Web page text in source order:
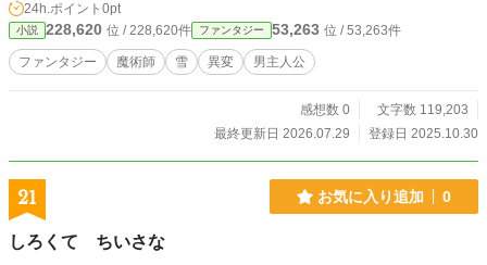
くりと動き出す……。
24h.ポイント 0pt
小説 228,620 位 / 228,620件 ファンタジー 53,263 位 / 53,263件
ファンタジー 魔術師 雪 異変 男主人公
感想数 0
文字数 119,203
最終更新日 2026.07.29
登録日 2025.10.30
21 お気に入り追加 0
しろくて ちいさな